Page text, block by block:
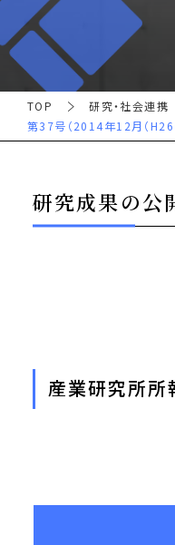
TOP 研究・社会連携
第37号（2014年12月（H26
研究成果の公
産業研究所